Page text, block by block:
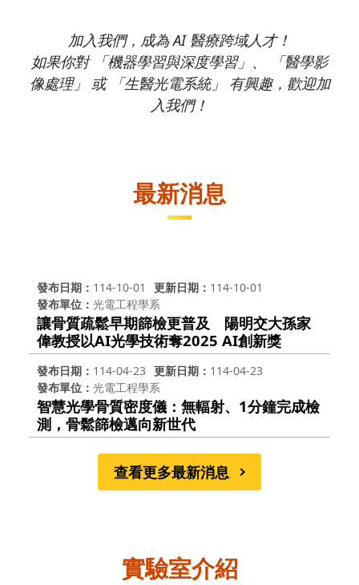
加入我們，成為 AI 醫療跨域人才！
如果你對 「機器學習與深度學習」、 「醫學影
像處理」 或 「生醫光電系統」 有興趣，歡迎加
入我們！
最新消息
發布日期 114-10-01 更新日期
114-10-01
發布單位
光電工程學系
讓骨質疏鬆早期篩檢更普及 陽明交大孫家
偉教授以AI光學技術奪2025 AI創新獎
發布日期 114-04-23 更新日期
114-04-23
發布單位
光電工程學系
智慧光學骨質密度儀：無輻射、1分鐘完成檢
測，骨鬆篩檢邁向新世代
查看更多最新消息
實驗室介紹